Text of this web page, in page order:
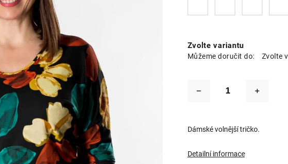
Zvolte variantu
Můžeme doručit do: Zvolte
Dámské volnější tričko.
Detailní informace